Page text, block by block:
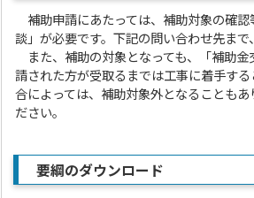
補助申請にあたっては、補助対象の確認
談」が必要です。下記の問い合わせ先まで
また、補助の対象となっても、「補助金
請された方が受取るまでは工事に着手す
合によっては、補助対象外となることもあ
ださい。
要綱のダウンロード